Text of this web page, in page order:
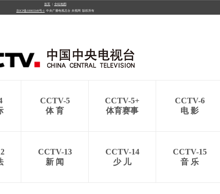
首页 全站地图
京ICP备10003349号-1 中央广播电视总台 央视网 版权所有
CCTV-5
体 育
CCTV-5+
体育赛事
CCTV-6
电 影
CCTV-13
新 闻
CCTV-14
少 儿
CCTV-15
音 乐